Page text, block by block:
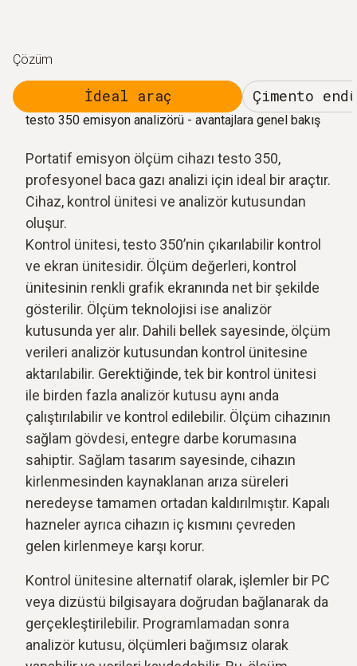
Çözüm
İdeal araç Çimento
testo 350 emisyon analizörü - avantajlara genel bakış
Portatif emisyon ölçüm cihazı testo 350,
profesyonel baca gazı analizi için ideal bir araçtır.
Cihaz, kontrol ünitesi ve analizör kutusundan
oluşur.
Kontrol ünitesi, testo 350’nin çıkarılabilir kontrol
ve ekran ünitesidir. Ölçüm değerleri, kontrol
ünitesinin renkli grafik ekranında net bir şekilde
gösterilir. Ölçüm teknolojisi ise analizör
kutusunda yer alır. Dahili bellek sayesinde, ölçüm
verileri analizör kutusundan kontrol ünitesine
aktarılabilir. Gerektiğinde, tek bir kontrol ünitesi
ile birden fazla analizör kutusu aynı anda
çalıştırılabilir ve kontrol edilebilir. Ölçüm cihazının
sağlam gövdesi, entegre darbe korumasına
sahiptir. Sağlam tasarım sayesinde, cihazın
kirlenmesinden kaynaklanan arıza süreleri
neredeyse tamamen ortadan kaldırılmıştır. Kapalı
hazneler ayrıca cihazın iç kısmını çevreden
gelen kirlenmeye karşı korur.
Kontrol ünitesine alternatif olarak, işlemler bir PC
veya dizüstü bilgisayara doğrudan bağlanarak da
gerçekleştirilebilir. Programlamadan sonra
analizör kutusu, ölçümleri bağımsız olarak